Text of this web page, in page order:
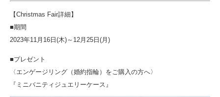
【Christmas Fair詳細】
■期間
2023年11月16日(木)～12月25日(月)
■プレゼント
〈エンゲージリング（婚約指輪）をご購入の方へ〉
『ミニバニティジュエリーケース』